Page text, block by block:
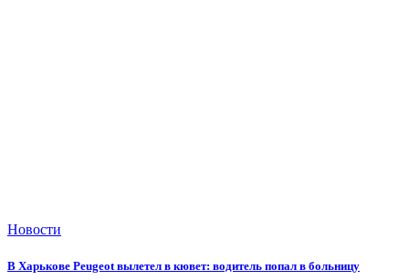
Новости
В Харькове Peugeot вылетел в кювет: водитель попал в больницу